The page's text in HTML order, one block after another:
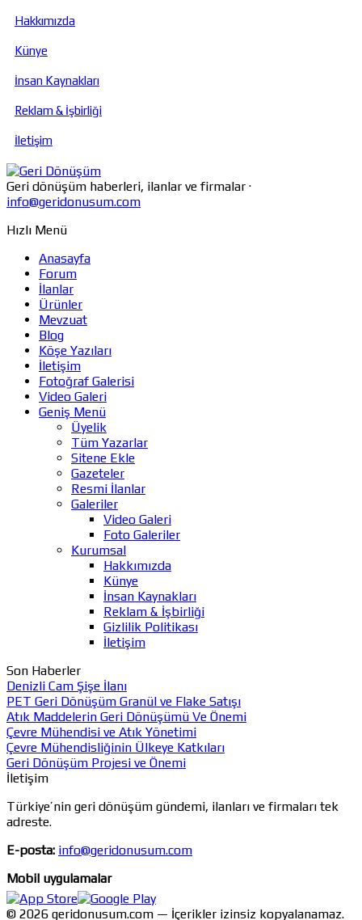
Hakkımızda
Künye
İnsan Kaynakları
Reklam & İşbirliği
İletişim
Geri dönüşüm haberleri, ilanlar ve firmalar ·
info@geridonusum.com
Hızlı Menü
Anasayfa
Forum
İlanlar
Ürünler
Mevzuat
Blog
Köşe Yazıları
İletişim
Fotoğraf Galerisi
Video Galeri
Geniş Menü
Üyelik
Tüm Yazarlar
Sitene Ekle
Gazeteler
Resmi İlanlar
Galeriler
Video Galeri
Foto Galeriler
Kurumsal
Hakkımızda
Künye
İnsan Kaynakları
Reklam & İşbirliği
Gizlilik Politikası
İletişim
Son Haberler
Denizli Cam Şişe İlanı
PET Geri Dönüşüm Granül ve Flake Satışı
Atık Maddelerin Geri Dönüşümü Ve Önemi
Çevre Mühendisi ve Atık Yönetimi
Çevre Mühendisliğinin Ülkeye Katkıları
Geri Dönüşüm Projesi ve Önemi
İletişim
Türkiye’nin geri dönüşüm gündemi, ilanları ve firmaları tek
adreste.
E-posta: info@geridonusum.com
Mobil uygulamalar
© 2026 geridonusum.com — İçerikler izinsiz kopyalanamaz.